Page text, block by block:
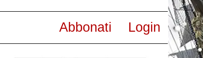
Abbonati Login